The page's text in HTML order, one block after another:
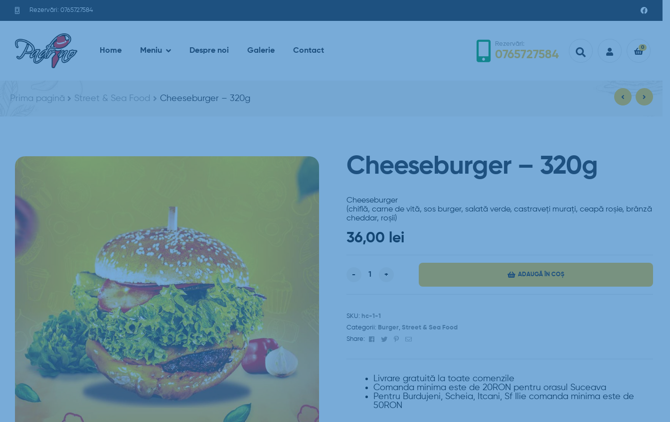
Rezervări: 0765727584
Home Meniu Despre noi Galerie Contact
Rezervări:
0765727584
0
Prima pagină Street & Sea Food Cheeseburger – 320g
Cheeseburger – 320g
Cheeseburger
(chiflă, carne de vită, sos burger, salată verde, castraveți murați, ceapă roșie, brânză
cheddar, roșii)
36,00 lei
- + ADAUGĂ ÎN COȘ
SKU: hc-1-1
Categorii: Burger, Street & Sea Food
Share:
Facebook
TwitterPinterest
Email
Livrare gratuită la toate comenzile
Comanda minima este de 20RON pentru orasul Suceava
Pentru Burdujeni, Scheia, Itcani, Sf Ilie comanda minima este de
50RON